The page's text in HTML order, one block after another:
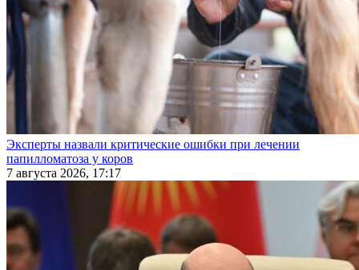
Эксперты назвали критические ошибки при лечении
папилломатоза у коров
7 августа 2026, 17:17